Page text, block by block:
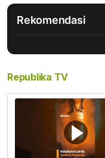
Rekomendasi
Republika TV